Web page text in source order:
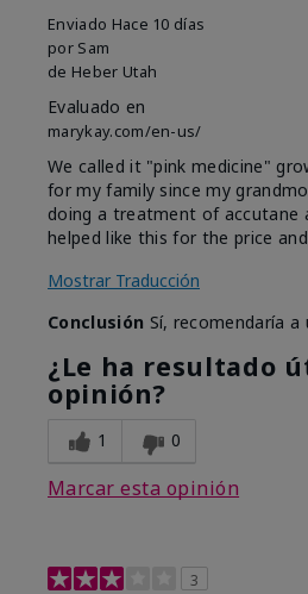
Enviado Hace 10 días
por Sam
de Heber Utah
Evaluado en
marykay.com/en-us/
We called it "pink medicine"
for my family since my
doing a treatment of accutane
helped like this for the price
Mostrar Traducción
Conclusión Sí, recomendaría a
¿Le ha resultado
opinión?
1 0
Marcar esta opinión
3